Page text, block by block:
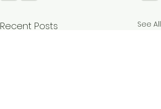
Recent Posts See All